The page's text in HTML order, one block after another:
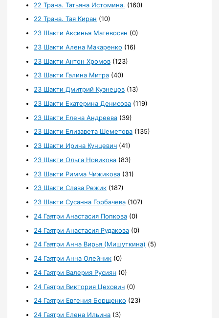
22 Трана. Татьяна Истомина. (160)
22 Трана. Тая Киран (10)
23 Шакти Аксинья Матевосян (0)
23 Шакти Алена Макаренко (16)
23 Шакти Антон Хромов (123)
23 Шакти Галина Митра (40)
23 Шакти Дмитрий Кузнецов (13)
23 Шакти Екатерина Денисова (119)
23 Шакти Елена Андреева (39)
23 Шакти Елизавета Шеметова (135)
23 Шакти Ирина Кунцевич (41)
23 Шакти Ольга Новикова (83)
23 Шакти Римма Чижикова (31)
23 Шакти Слава Режик (187)
23 Шакти Сусанна Горбачева (107)
24 Гаятри Анастасия Попкова (0)
24 Гаятри Анастасия Рудакова (0)
24 Гаятри Анна Вирья (Мишуткина) (5)
24 Гаятри Анна Олейник (0)
24 Гаятри Валерия Русиян (0)
24 Гаятри Виктория Цехович (0)
24 Гаятри Евгения Борщенко (23)
24 Гаятри Елена Ильина (3)